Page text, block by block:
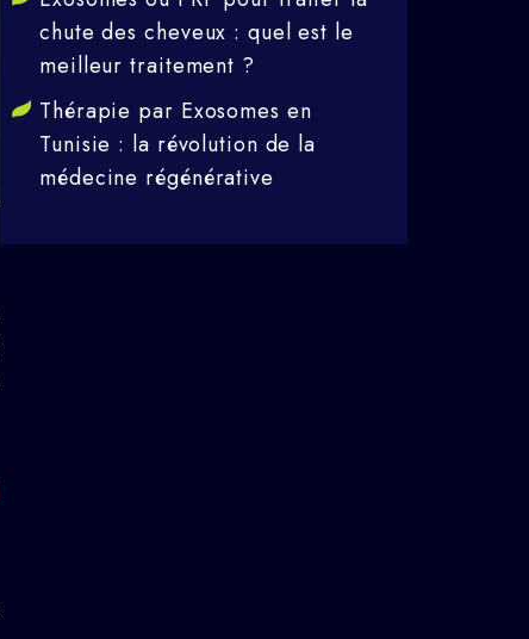
chute des cheveux : quel est le
meilleur traitement ?
Thérapie par Exosomes en
Tunisie : la révolution de la
médecine régénérative